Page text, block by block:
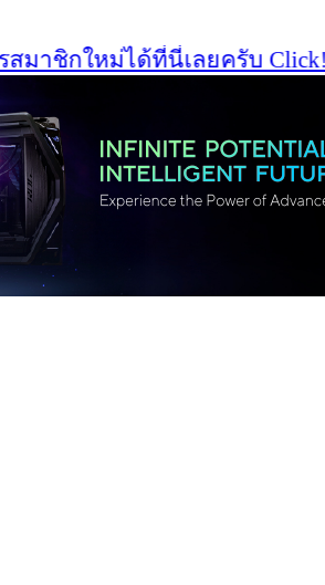
าชิกใหม่ได้ที่นี่เลยครับ Click!!!